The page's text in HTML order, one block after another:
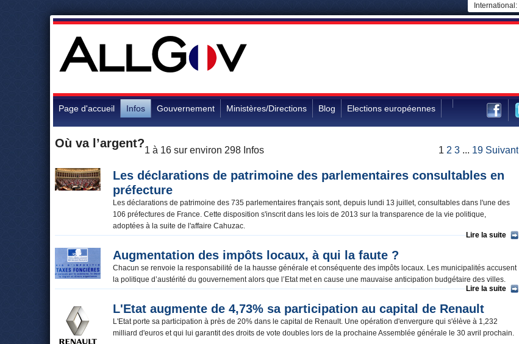
International:
Page d'accueil Infos Gouvernement Ministères/Directions Blog Elections européennes
Où va l’argent?
1 à 16 sur environ 298 Infos 1 2 3 ... 19 Suivant
Les déclarations de patrimoine des parlementaires consultables en
préfecture
Les déclarations de patrimoine des 735 parlementaires français sont, depuis lundi 13 juillet, consultables dans l'une des
106 préfectures de France. Cette disposition s'inscrit dans les lois de 2013 sur la transparence de la vie politique,
adoptées à la suite de l'affaire Cahuzac.
Lire la suite
Augmentation des impôts locaux, à qui la faute ?
Chacun se renvoie la responsabilité de la hausse générale et conséquente des impôts locaux. Les municipalités accusent
la politique d’austérité du gouvernement alors que l’Etat met en cause une mauvaise anticipation budgétaire des villes.
Lire la suite
L'Etat augmente de 4,73% sa participation au capital de Renault
L'Etat porte sa participation à près de 20% dans le capital de Renault. Une opération d'envergure qui s'élève à 1,232
milliard d'euros et qui lui garantit des droits de vote doubles lors de la prochaine Assemblée générale le 30 avril prochain.